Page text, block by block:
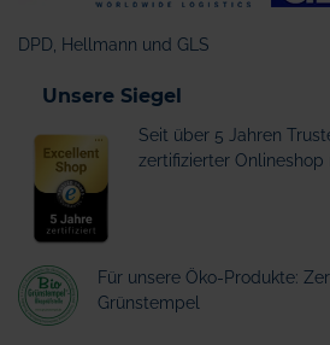
DPD, Hellmann und GLS
Unsere Siegel
Seit über 5 Jahren
zertifizierter
Für unsere Öko-Produkte:
Grünstempel